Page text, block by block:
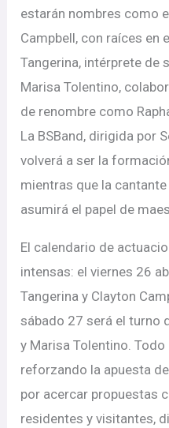
estarán nombres como
Campbell, con raíces en
Tangerina, intérprete de
Marisa Tolentino,
de renombre como
La BSBand, dirigida por
volverá a ser la
mientras que la
asumirá el papel de
El calendario de
intensas: el viernes 26
Tangerina y Clayton
sábado 27 será el turno
y Marisa Tolentino.
reforzando la apuesta
por acercar propuestas
residentes y visitantes,